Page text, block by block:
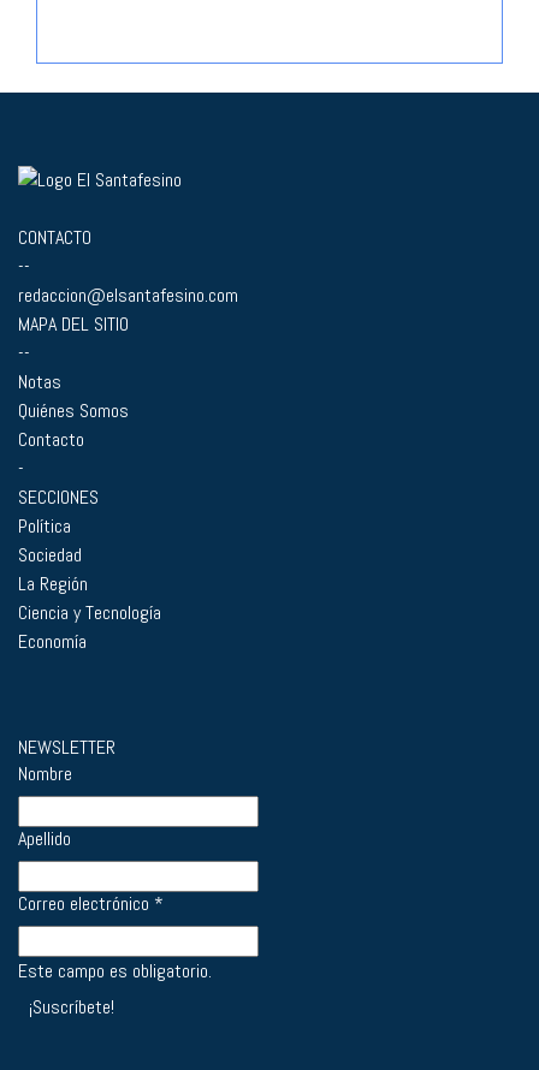
CONTACTO
--
redaccion@elsantafesino.com
MAPA DEL SITIO
--
Notas
Quiénes Somos
Contacto
-
SECCIONES
Política
Sociedad
La Región
Ciencia y Tecnología
Economía
NEWSLETTER
Nombre
Apellido
Correo electrónico *
Este campo es obligatorio.